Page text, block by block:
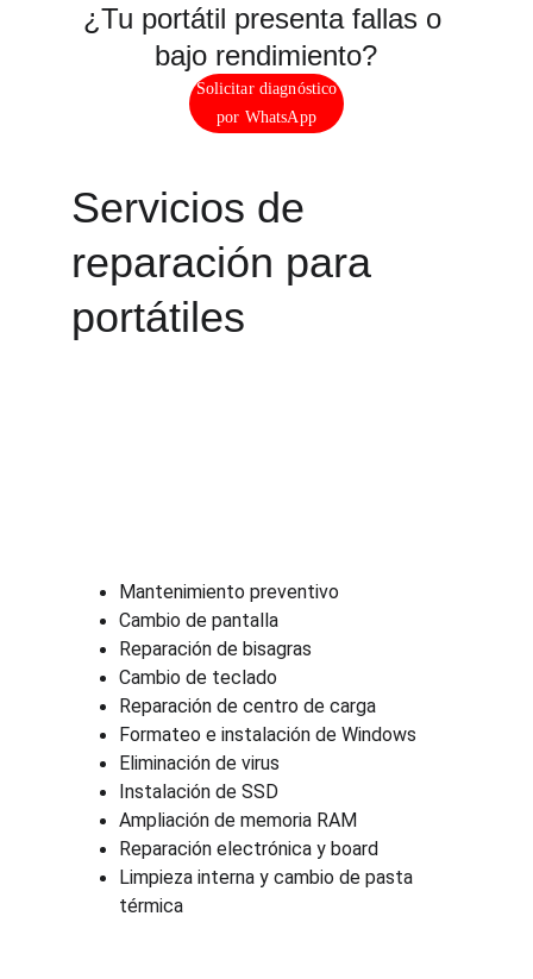
¿Tu portátil presenta fallas o
bajo rendimiento?
Solicitar diagnóstico
por WhatsApp
Servicios de
reparación para
portátiles
Mantenimiento preventivo
Cambio de pantalla
Reparación de bisagras
Cambio de teclado
Reparación de centro de carga
Formateo e instalación de Windows
Eliminación de virus
Instalación de SSD
Ampliación de memoria RAM
Reparación electrónica y board
Limpieza interna y cambio de pasta
térmica